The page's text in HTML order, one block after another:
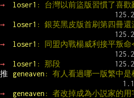
→
loser1 : 台灣以前盜版習慣了喜歡
→ loser1 : 銀英黑皮版首刷第四冊還
→ loser1 : 同盟內戰楊威利接平叛命
→ loser1 : 那段
推
geneaven : 有人看過哪一版繁中是
→ geneaven : 者改掉成為小説家的用